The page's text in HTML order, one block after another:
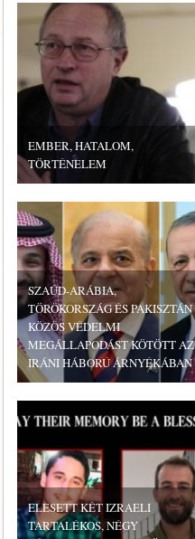
EMBER, HATALOM,
TÖRTÉNELEM
SZAÚD-ARÁBIA,
TÖRÖKORSZÁG ÉS PAKISZTÁN
KÖZÖS VÉDELMI
MEGÁLLAPODÁST KÖTÖTT AZ
IRÁNI HÁBORÚ ÁRNYÉKÁBAN
ELESETT KÉT IZRAELI
TARTALÉKOS, NÉGY